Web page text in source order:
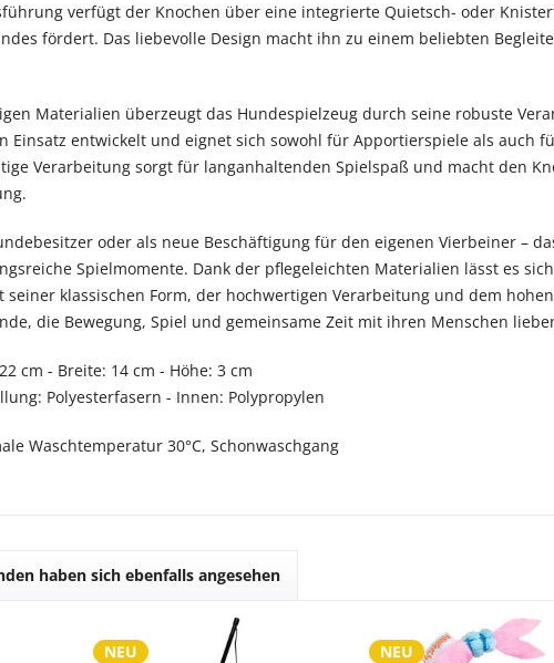
verfügt der Knochen über eine integrierte Quietsch- oder
fördert. Das liebevolle Design macht ihn zu einem beliebten
Materialien überzeugt das Hundespielzeug durch seine robuste
Einsatz entwickelt und eignet sich sowohl für Apportierspiele als auch
Verarbeitung sorgt für langanhaltenden Spielspaß und macht den
oder als neue Beschäftigung für den eigenen Vierbeiner –
Spielmomente. Dank der pflegeleichten Materialien lässt es
seiner klassischen Form, der hochwertigen Verarbeitung und dem
die Bewegung, Spiel und gemeinsame Zeit mit ihren Menschen
cm - Breite: 14 cm - Höhe: 3 cm
Polyesterfasern - Innen: Polypropylen
Waschtemperatur 30°C, Schonwaschgang
haben sich ebenfalls angesehen
NEU NEU